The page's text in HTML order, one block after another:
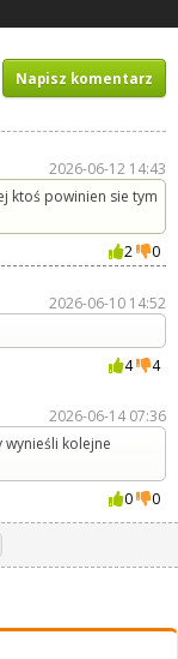
Napisz komentarz
2026-06-12 14:43
ktoś powinien sie tym
2
0
2026-06-10 14:52
4
4
2026-06-14 07:36
wynieśli kolejne
0 0